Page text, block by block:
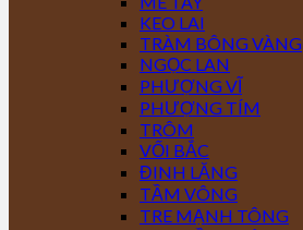
KEO LAI
TRÀM BÔNG VÀNG
NGỌC LAN
PHƯỢNG VĨ
PHƯỢNG TÍM
TRÔM
VỐI BẮC
ĐINH LĂNG
TẦM VÔNG
TRE MẠNH TÔNG